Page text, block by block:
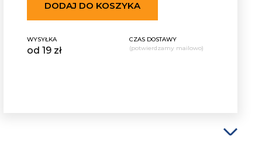
DODAJ DO KOSZYKA
WYSYŁKA
od 19 zł
CZAS DOSTAWY
(potwierdzamy mailowo)